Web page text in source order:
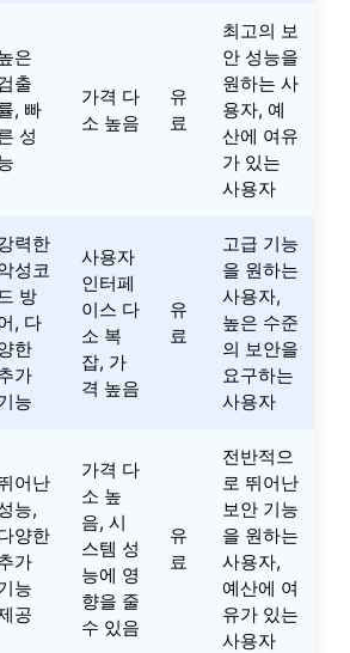
은
출
, 빠
성
가격 다
소 높음
유
료
최고의 보
안 성능을
원하는 사
용자, 예
산에 여유
가 있는
사용자
력한
성코
드 방
, 다
한
가
능
사용자
인터페
이스 다
소 복
잡, 가
격 높음
유
료
고급 기능
을 원하는
사용자,
높은 수준
의 보안을
요구하는
사용자
어난
능,
양한
가
능
공
가격 다
소 높
음, 시
스템 성
능에 영
향을 줄
수 있음
유
료
전반적으
로 뛰어난
보안 기능
을 원하는
사용자,
예산에 여
유가 있는
사용자